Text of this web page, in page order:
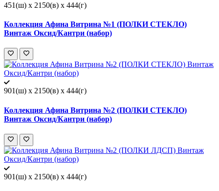
451(ш) x 2150(в) x 444(г)
Коллекция Афина Витрина №1 (ПОЛКИ СТЕКЛО)
Винтаж Оксид/Кантри (набор)
901(ш) x 2150(в) x 444(г)
Коллекция Афина Витрина №2 (ПОЛКИ СТЕКЛО)
Винтаж Оксид/Кантри (набор)
901(ш) x 2150(в) x 444(г)